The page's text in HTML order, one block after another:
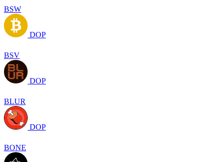
BSW
DOP
BSV
DOP
BLUR
DOP
BONE